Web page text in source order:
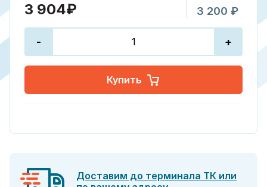
3 904₽ 3 200 ₽
- +
Купить
Доставим до терминала ТК или